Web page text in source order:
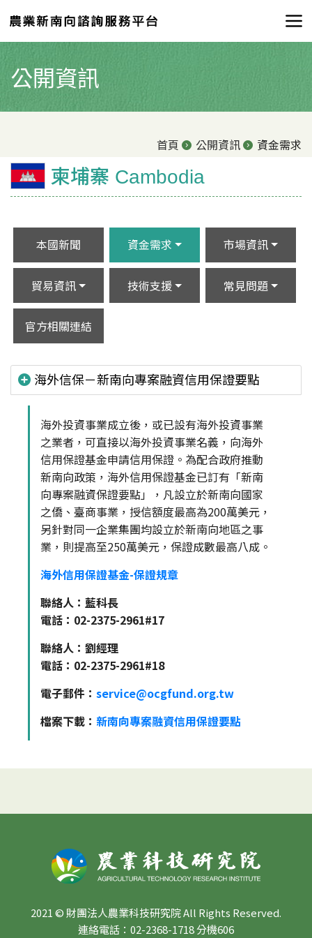
公開資訊
首頁 公開資訊 資金需求
柬埔寨 Cambodia
本國新聞 資金需求 市場資訊
貿易資訊 技術支援 常見問題
官方相關連結
海外信保－新南向專案融資信用保證要點
海外投資事業成立後，或已設有海外投資事業
之業者，可直接以海外投資事業名義，向海外
信用保證基金申請信用保證。為配合政府推動
新南向政策，海外信用保證基金已訂有「新南
向專案融資保證要點」，凡設立於新南向國家
之僑、臺商事業，授信額度最高為200萬美元，
另針對同一企業集團均設立於新南向地區之事
業，則提高至250萬美元，保證成數最高八成。
海外信用保證基金-保證規章
聯絡人：藍科長
電話：02-2375-2961#17
聯絡人：劉經理
電話：02-2375-2961#18
電子郵件： service@ocgfund.org.tw
檔案下載： 新南向專案融資信用保證要點
2021 © 財團法人農業科技研究院 All Rights Reserved.
連絡電話：02-2368-1718 分機606